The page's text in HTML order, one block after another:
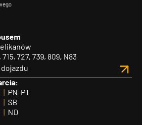
715, 727, 739, 809, N83
| PN-PT
| SB
| ND